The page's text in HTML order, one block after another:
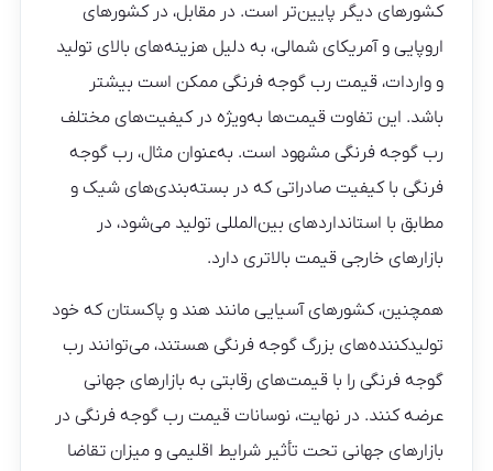
کشورهای دیگر پایین‌تر است. در مقابل، در کشورهای
اروپایی و آمریکای شمالی، به دلیل هزینه‌های بالای تولید
و واردات، قیمت رب گوجه فرنگی ممکن است بیشتر
باشد. این تفاوت قیمت‌ها به‌ویژه در کیفیت‌های مختلف
رب گوجه فرنگی مشهود است. به‌عنوان مثال، رب گوجه
فرنگی با کیفیت صادراتی که در بسته‌بندی‌های شیک و
مطابق با استانداردهای بین‌المللی تولید می‌شود، در
بازارهای خارجی قیمت بالاتری دارد.
همچنین، کشورهای آسیایی مانند هند و پاکستان که خود
تولیدکننده‌های بزرگ گوجه فرنگی هستند، می‌توانند رب
گوجه فرنگی را با قیمت‌های رقابتی به بازارهای جهانی
عرضه کنند. در نهایت، نوسانات قیمت رب گوجه فرنگی در
بازارهای جهانی تحت تأثیر شرایط اقلیمی و میزان تقاضا